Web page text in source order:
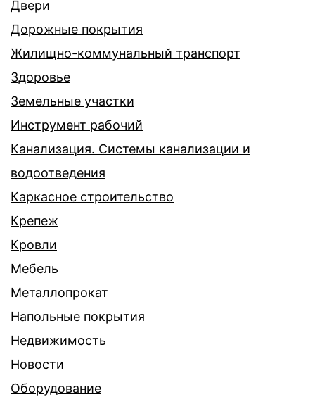
Двери
Дорожные покрытия
Жилищно-коммунальный транспорт
Здоровье
Земельные участки
Инструмент рабочий
Канализация. Системы канализации и
водоотведения
Каркасное строительство
Крепеж
Кровли
Мебель
Металлопрокат
Напольные покрытия
Недвижимость
Новости
Оборудование